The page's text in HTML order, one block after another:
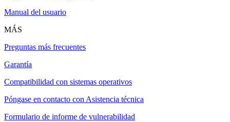
Manual del usuario
MÁS
Preguntas más frecuentes
Garantía
Compatibilidad con sistemas operativos
Póngase en contacto con Asistencia técnica
Formulario de informe de vulnerabilidad